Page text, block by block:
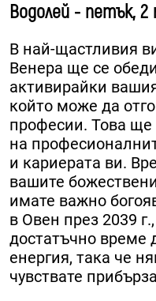
Водолей - петък, 2
В най-щастливия
Венера ще се
активирайки
който може да
професии. Това
на
и кариерата ви.
вашите
имате важно
в Овен през 2039
достатъчно време
енергия, така че
чувствате